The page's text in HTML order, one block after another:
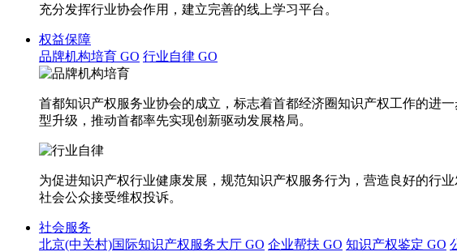
充分发挥行业协会作用，建立完善的线上学习平台。
权益保障
品牌机构培育 GO 行业自律 GO
首都知识产权服务业协会的成立，标志着首都经济圈知识产权工作的进
型升级，推动首都率先实现创新驱动发展格局。
为促进知识产权行业健康发展，规范知识产权服务行为，营造良好的
社会公众接受维权投诉。
社会服务
北京(中关村)国际知识产权服务大厅 GO 企业帮扶 GO 知识产权鉴定 GO